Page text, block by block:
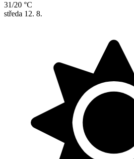
31/20 °C
středa 12. 8.